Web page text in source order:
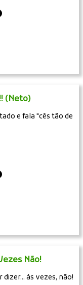
(Neto)
e fala "cês tão de
Não!
às vezes, não!